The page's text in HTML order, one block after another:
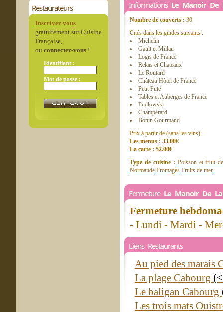
Restaurateurs
Inscrivez vous
gratuitement sur Cuisine
Française,
ou connectez-vous!
Identifiant :
Mot de passe :
Informations Le Manoir De
Nombre de couverts : 30
Cités dans les guides suivants :
Michelin
Gault et Millau
Logis de France
Relais et Chateaux
Le Routard
Château Hôtel de France
Petit Futé
Tables et Auberges de France
Pudlowski
Champérard
Bottin Gourmand
Prix à partir de (sans les vins):
Les menus : 33.00€
La carte : 52.00€
Type de cuisine : Poisson et fruit
Normande Fromages Fruits de mer
Fermeture Le Manoir De
Fermeture
- Lundi - Mardi -
Liens Restaurants
Au pied des marais
La plage Cabourg
Le baligan Cabourg
Les trois mats